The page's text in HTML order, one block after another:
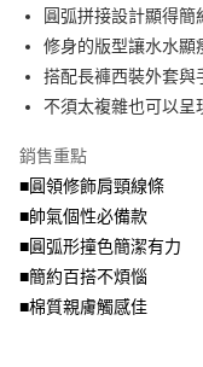
法說明評估內容。
【繳款方式說明】
1.分期款項不併入電信帳
醒簡訊。
2.透過簡訊連結打開帳單
【注意事項】
1.本服務係由「台灣大哥
用戶於交易時，得透過本
買賣價金債權讓與本公司
資料（包含姓名、電話或
由本公司與您本人進行分
２．便利：只要手機號碼
３．安心：先確認商品／
【「AFTEE先享後付」結
１．於結帳方式選擇「
３．收到繳費通知簡訊後
ATM／網路銀行／等多元
※ 請注意：結帳手續完成
購買商品的店家。未經商
後付繳納相關費用。
※ 交易是否成功請以「
是否繳費成功／繳費後需
客戶支援中心」https://
全家取貨付款
每筆NT$70，滿
付款後全家取貨
每筆NT$70，滿
7-11取貨付款
每筆NT$70，滿
付款後7-11取貨
每筆NT$70，滿
圓弧拼接設計顯得簡
修身的版型讓水水顯
搭配長褲西裝外套與
不須太複雜也可以呈
銷售重點
■圓領修飾肩頸線條
■帥氣個性必備款
■圓弧形撞色簡潔有力
■簡約百搭不煩惱
■棉質親膚觸感佳